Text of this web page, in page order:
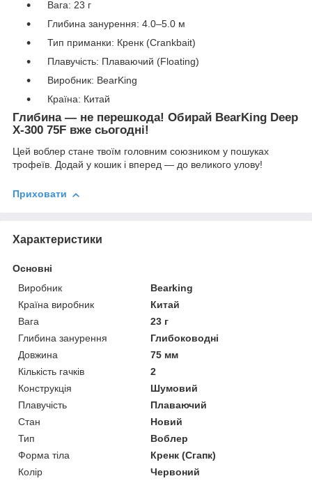
Вага: 23 г
Глибина занурення: 4.0–5.0 м
Тип приманки: Кренк (Crankbait)
Плавучість: Плаваючий (Floating)
Виробник: BearKing
Країна: Китай
Глибина — не перешкода! Обирай BearKing Deep
X-300 75F вже сьогодні!
Цей воблер стане твоїм головним союзником у пошуках
трофеїв. Додай у кошик і вперед — до великого улову!
Приховати
Характеристики
Основні
Виробник
Bearking
Країна виробник
Китай
Вага
23 г
Глибина занурення
Глибоководні
Довжина
75 мм
Кількість гачків
2
Конструкція
Шумовий
Плавучість
Плаваючий
Стан
Новий
Тип
Воблер
Форма тіла
Кренк (Сгапк)
Колір
Червоний